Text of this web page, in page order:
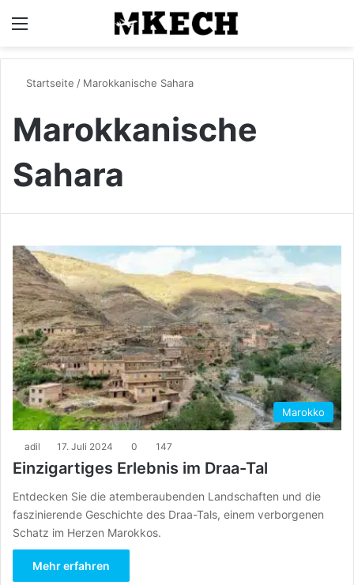
Startseite / Marokkanische Sahara
Marokkanische
Sahara
Marokko
adil 17. Juli 2024 0 147
Einzigartiges Erlebnis im Draa-Tal
Entdecken Sie die atemberaubenden Landschaften und die
faszinierende Geschichte des Draa-Tals, einem verborgenen
Schatz im Herzen Marokkos.
Mehr erfahren